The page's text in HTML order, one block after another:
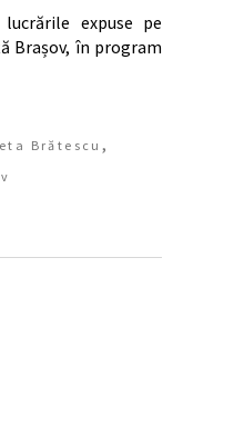
expuse pe
Brașov, în program
Brătescu ,